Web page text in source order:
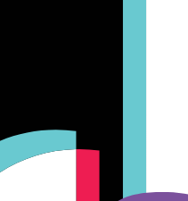
Producător și importator
dormitor și grădină.
modern pentru orice
complete de amenajare
extinsă și consultanță